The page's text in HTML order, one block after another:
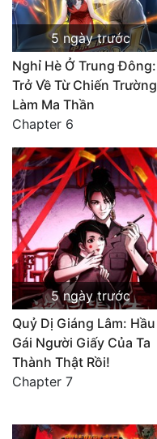
5 ngày trước
Nghỉ Hè Ở Trung Đông:
Trở Về Từ Chiến Trường
Làm Ma Thần
Chapter 6
5 ngày trước
Quỷ Dị Giáng Lâm: Hầu
Gái Người Giấy Của Ta
Thành Thật Rồi!
Chapter 7